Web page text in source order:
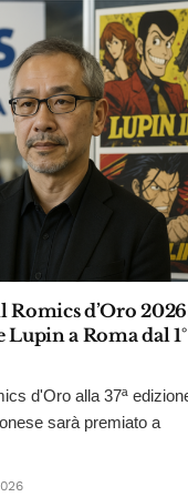
Romics d’Oro
a Roma dal 1°
d'Oro alla 37ª
sarà premiato a